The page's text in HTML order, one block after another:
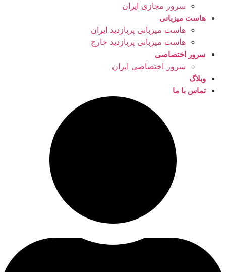
سرور مجازی ایران
هاست میزبانی
هاست میزبانی پربازدید ایران
هاست میزبانی پربازدید خارج
سرور اختصاصی
سرور اختصاصی ایران
وبلاگ
تماس با ما